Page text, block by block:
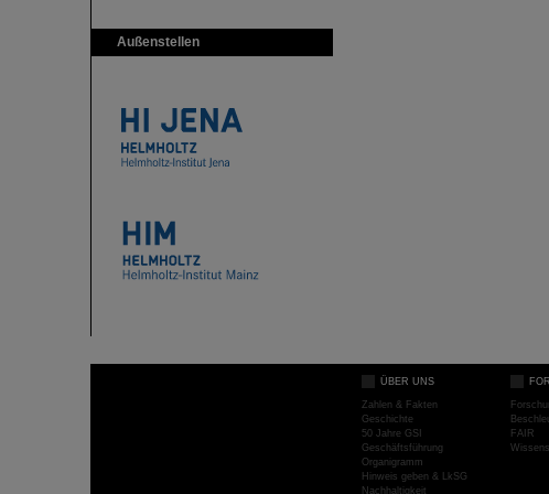
Außenstellen
ÜBER UNS
Zahlen & Fakten
Geschichte
50 Jahre GSI
Geschäftsführung
Organigramm
Hinweis geben & LkSG
Nachhaltigkeit
FAIR